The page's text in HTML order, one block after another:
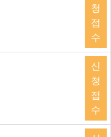
청
접
수
신
청
접
수